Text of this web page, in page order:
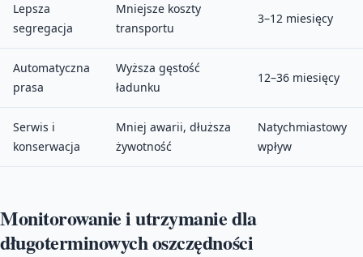
Lepsza
segregacja
Mniejsze koszty
transportu
3–12 miesięcy
Automatyczna
prasa
Wyższa gęstość
ładunku
12–36 miesięcy
Serwis i
konserwacja
Mniej awarii, dłuższa
żywotność
Natychmiastowy
wpływ
Monitorowanie i utrzymanie dla
długoterminowych oszczędności